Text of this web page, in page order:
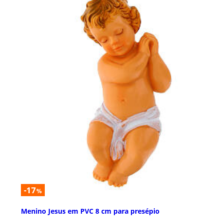
-17%
Menino Jesus em PVC 8 cm para presépio